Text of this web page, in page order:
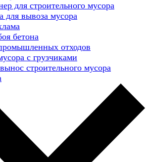
для строительного мусора
вывоза мусора
бетона
отходов
с грузчиками
строительного мусора